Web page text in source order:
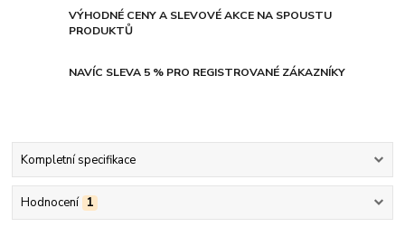
VÝHODNÉ CENY A SLEVOVÉ AKCE NA SPOUSTU
PRODUKTŮ
NAVÍC SLEVA 5 % PRO REGISTROVANÉ ZÁKAZNÍKY
Kompletní specifikace
Hodnocení 1